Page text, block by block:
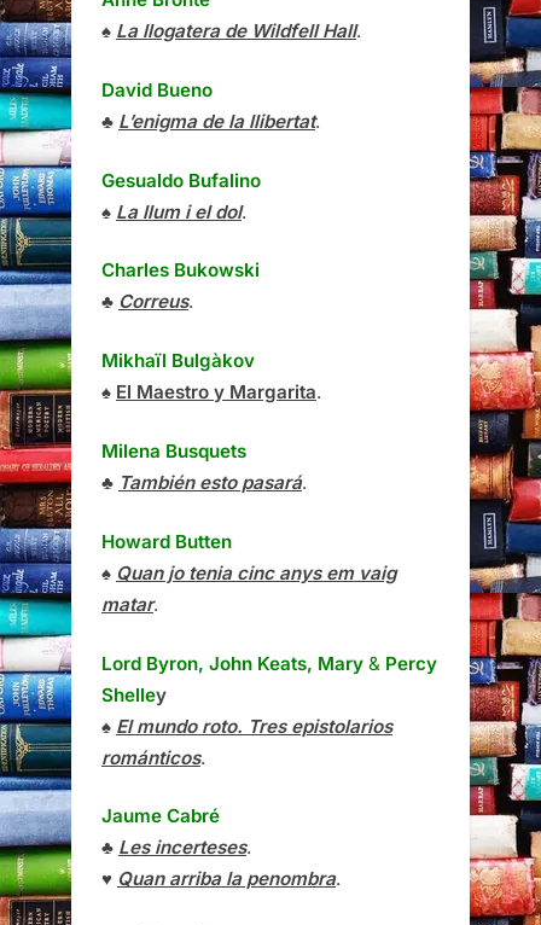
♠ La llogatera de Wildfell Hall.
David Bueno
♣ L’enigma de la llibertat.
Gesualdo Bufalino
♠ La llum i el dol.
Charles Bukowski
♣ Correus.
Mikhaïl Bulgàkov
♠ El Maestro y Margarita.
Milena Busquets
♣ También esto pasará.
Howard Butten
♠ Quan jo tenia cinc anys em vaig
matar.
Lord Byron, John Keats, Mary & Percy
Shelley
♠ El mundo roto. Tres epistolarios
románticos.
Jaume Cabré
♣ Les incerteses.
♥ Quan arriba la penombra.